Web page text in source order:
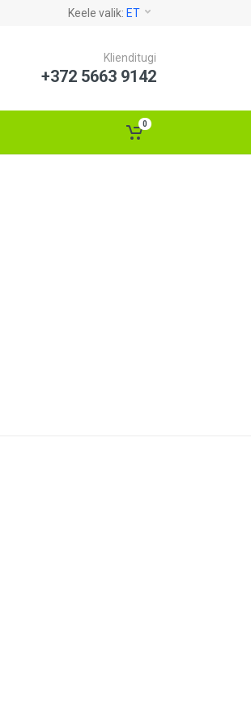
Keele valik: ET
Klienditugi
+372 5663 9142
0